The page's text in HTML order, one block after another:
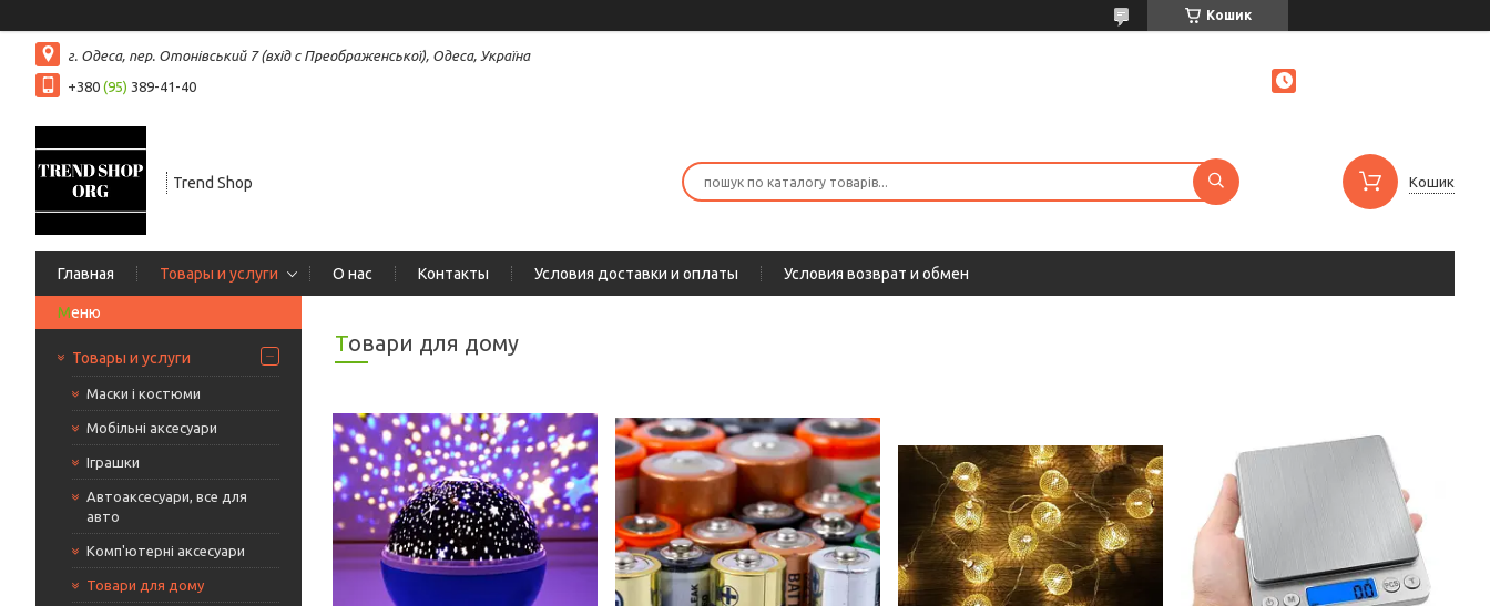
Кошик
г. Одеса, пер. Отонівський 7 (вхід с Преображенської), Одеса, Україна
+380 (95) 389-41-40
Trend Shop Кошик
Главная Товары и услуги О нас Контакты Условия доставки и оплаты Условия возврат и обмен
Товары и услуги
Маски і костюми
Мобільні аксесуари
Іграшки
Автоаксесуари, все для
авто
Комп'ютерні аксесуари
Товари для дому
Товари для дому